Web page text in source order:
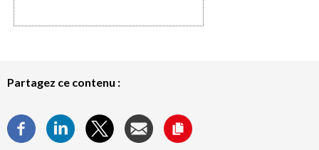
Partagez ce contenu :